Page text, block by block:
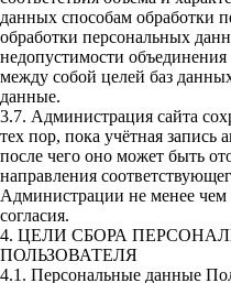
данных способам обработки
обработки персональных
недопустимости
между собой целей баз
данные.
3.7. Администрация сайта
тех пор, пока учётная запись
после чего оно может быть
направления
Администрации не менее чем
согласия.
4. ЦЕЛИ СБОРА
ПОЛЬЗОВАТЕЛЯ
4.1. Персональные данные